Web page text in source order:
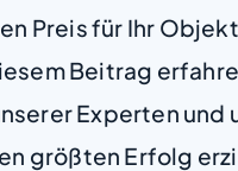
Preis für Ihr Objekt
Beitrag
Experten und
größten Erfolg